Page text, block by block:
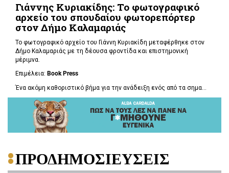
Γιάννης Κυριακίδης: Το φωτογραφικό
αρχείο του σπουδαίου φωτορεπόρτερ
στον Δήμο Καλαμαριάς
Το φωτογραφικό αρχείο του Γιάννη Κυριακίδη μεταφέρθηκε στον
Δήμο Καλαμαριάς με τη δέουσα φροντίδα και επιστημονική
μέριμνα.
Επιμέλεια: Book Press
Ένα ακόμη καθοριστικό βήμα για την ανάδειξη ενός από τα σημα...
ΠΡΟΔΗΜΟΣΙΕΥΣΕΙΣ